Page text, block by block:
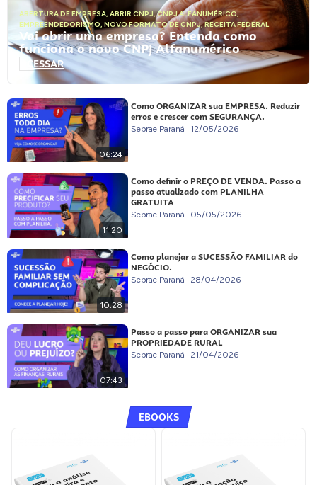
ABERTURA DE EMPRESA, ABRIR CNPJ,CNPJ ALFANUMÉRICO,
EMPREENDEDORISMO, NOVO FORMATO DE CNPJ,RECEITA FEDERAL
Vai abrir uma empresa? Entenda como
funciona o novo CNPJ Alfanumérico
ACESSAR
06:24
Como ORGANIZAR sua EMPRESA. Reduzir
erros e crescer com SEGURANÇA.
Sebrae Paraná 12/05/2026
11:20
Como definir o PREÇO DE VENDA. Passo a
passo atualizado com PLANILHA
GRATUITA
Sebrae Paraná 05/05/2026
10:28
Como planejar a SUCESSÃO FAMILIAR do
NEGÓCIO.
Sebrae Paraná 28/04/2026
07:43
Passo a passo para ORGANIZAR sua
PROPRIEDADE RURAL
Sebrae Paraná 21/04/2026
EBOOKS